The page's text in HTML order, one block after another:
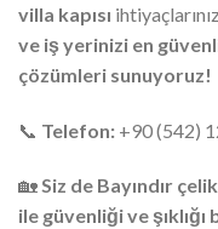
villa kapısı
ve iş yerinizi en
çözümleri sunuyoruz!
📞 Telefon: +90 (542)
🏡Siz de Bayındır
ile güvenliği ve